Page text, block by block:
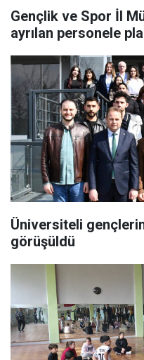
Gençlik ve Spor İl
ayrılan personele
Üniversiteli
görüşüldü